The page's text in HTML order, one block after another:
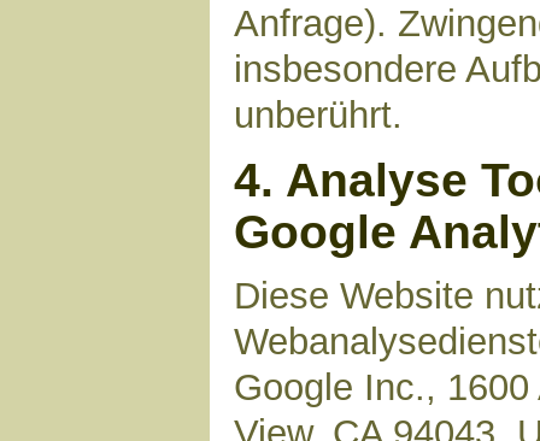
Anfrage).
insbesondere
unberührt.
4. Analyse
Google
Diese Website
Google Inc.,